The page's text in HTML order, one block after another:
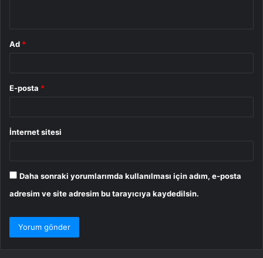
Ad *
E-posta *
İnternet sitesi
Daha sonraki yorumlarımda kullanılması için adım, e-posta
adresim ve site adresim bu tarayıcıya kaydedilsin.